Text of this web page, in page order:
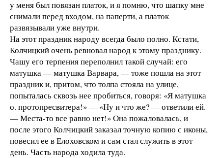
у меня был повязан платок, и я помню, что шапку мне
снимали перед входом, на паперти, а платок
развязывали уже внутри.
На этот праздник народу всегда было полно. Кстати,
Колчицкий очень ревновал народ к этому празднику.
Чашу его терпения переполнил такой случай: его
матушка — матушка Варвара, — тоже пошла на этот
праздник и, притом, что толпа стояла на улице,
попыталась сквозь нее пробиться, говоря: «Я матушка
о. протопресвитера!» — «Ну и что же? — ответили ей.
— Места-то все равно нет!» Она пожаловалась, и
после этого Колчицкий заказал точную копию с иконы,
повесил ее в Елоховском и сам стал служить в этот
день. Часть народа ходила туда.